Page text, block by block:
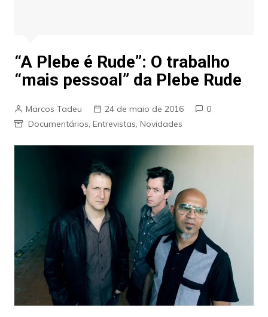
“A Plebe é Rude”: O trabalho
“mais pessoal” da Plebe Rude
Marcos Tadeu 24 de maio de 2016
0
Documentários, Entrevistas, Novidades